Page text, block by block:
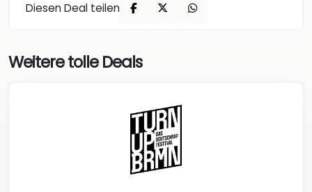
Diesen Deal teilen
Weitere tolle Deals